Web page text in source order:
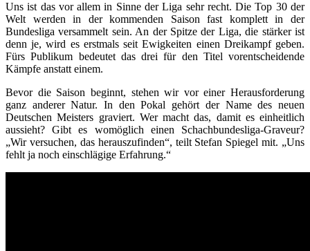
Uns ist das vor allem in Sinne der Liga sehr recht. Die Top 30 der
Welt werden in der kommenden Saison fast komplett in der
Bundesliga versammelt sein. An der Spitze der Liga, die stärker ist
denn je, wird es erstmals seit Ewigkeiten einen Dreikampf geben.
Fürs Publikum bedeutet das drei für den Titel vorentscheidende
Kämpfe anstatt einem.
Bevor die Saison beginnt, stehen wir vor einer Herausforderung
ganz anderer Natur. In den Pokal gehört der Name des neuen
Deutschen Meisters graviert. Wer macht das, damit es einheitlich
aussieht? Gibt es womöglich einen Schachbundesliga-Graveur?
„Wir versuchen, das herauszufinden“, teilt Stefan Spiegel mit. „Uns
fehlt ja noch einschlägige Erfahrung.“